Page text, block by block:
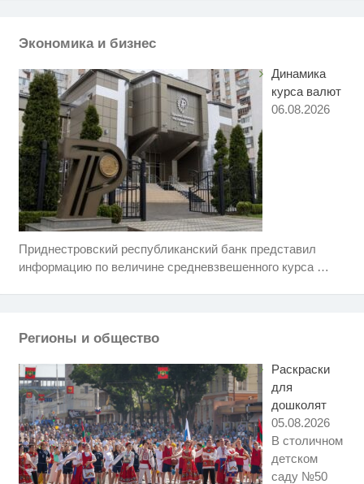
Экономика и бизнес
Динамика
курса валют
06.08.2026
Приднестровский республиканский банк представил
информацию по величине средневзвешенного курса …
Регионы и общество
Раскраски
для
дошколят
05.08.2026
В столичном
детском
саду №50
i
Ролик длится несколько секунд,
Скрытая камера на пляже
Ролик из Омска: вы будете